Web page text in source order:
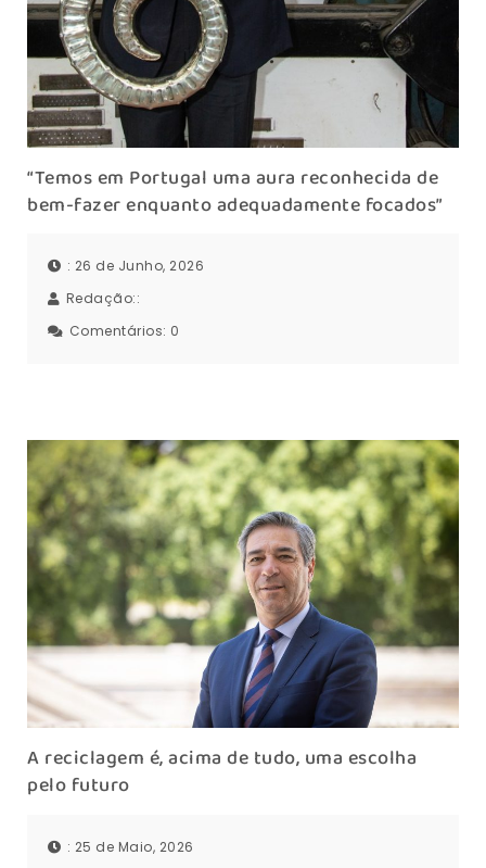
“Temos em Portugal uma aura reconhecida de
bem-fazer enquanto adequadamente focados”
: 26 de Junho, 2026
Redação::
Comentários: 0
A reciclagem é, acima de tudo, uma escolha
pelo futuro
: 25 de Maio, 2026